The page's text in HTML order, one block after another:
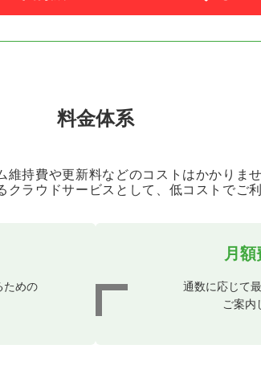
料金体系
維持費や更新料などのコストはかかりませ
クラウドサービスとして、低コストでご
ための
月額
通数に応じて
ご案内